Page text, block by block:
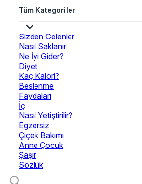
Tüm Kategoriler
Sizden Gelenler
Nasıl Saklanır
Ne İyi Gider?
Diyet
Kaç Kalori?
Beslenme
Faydaları
İç
Nasıl Yetiştirilir?
Egzersiz
Çiçek Bakımı
Anne Çocuk
Şaşır
Sözlük